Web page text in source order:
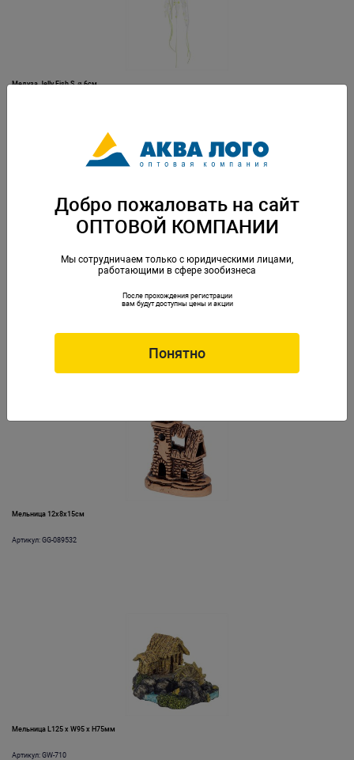
Медуза Jelly Fish S, ø 6см
Мелкоячеистая входная щель JUWEL FilterGrid в фильтр JUWEL Bioflow
Мельница 12х8х15см
Артикул: GG-089532
Мельница L125 x W95 x H75мм
Артикул: GW-710
Добро пожаловать на сайт
ОПТОВОЙ КОМПАНИИ
Мы сотрудничаем только с юридическими лицами,
работающими в сфере зообизнеса
После прохождения регистрации
вам будут доступны цены и акции
Понятно